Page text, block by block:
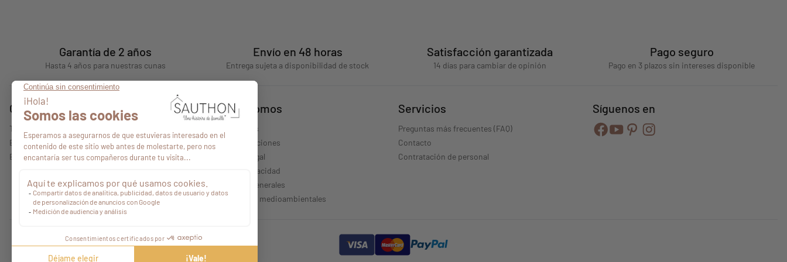
Garantía de 2 años
Hasta 4 años para nuestras cunas
Envío en 48 horas
Entrega sujeta a disponibilidad de stock
Satisfacción garantizada
14 días para cambiar de opinión
Pago seguro
Pago en 3 plazos sin intereses disponible
Consejos
Todos nuestros consejos
Encontrar un punto de venta
Espacio profesional
Quiénes somos
Quiénes somos
Nuestras colecciones
Información legal
Política de privacidad
Condiciones generales
Características medioambientales
Servicios
Preguntas más frecuentes (FAQ)
Contacto
Contratación de personal
Síguenos en